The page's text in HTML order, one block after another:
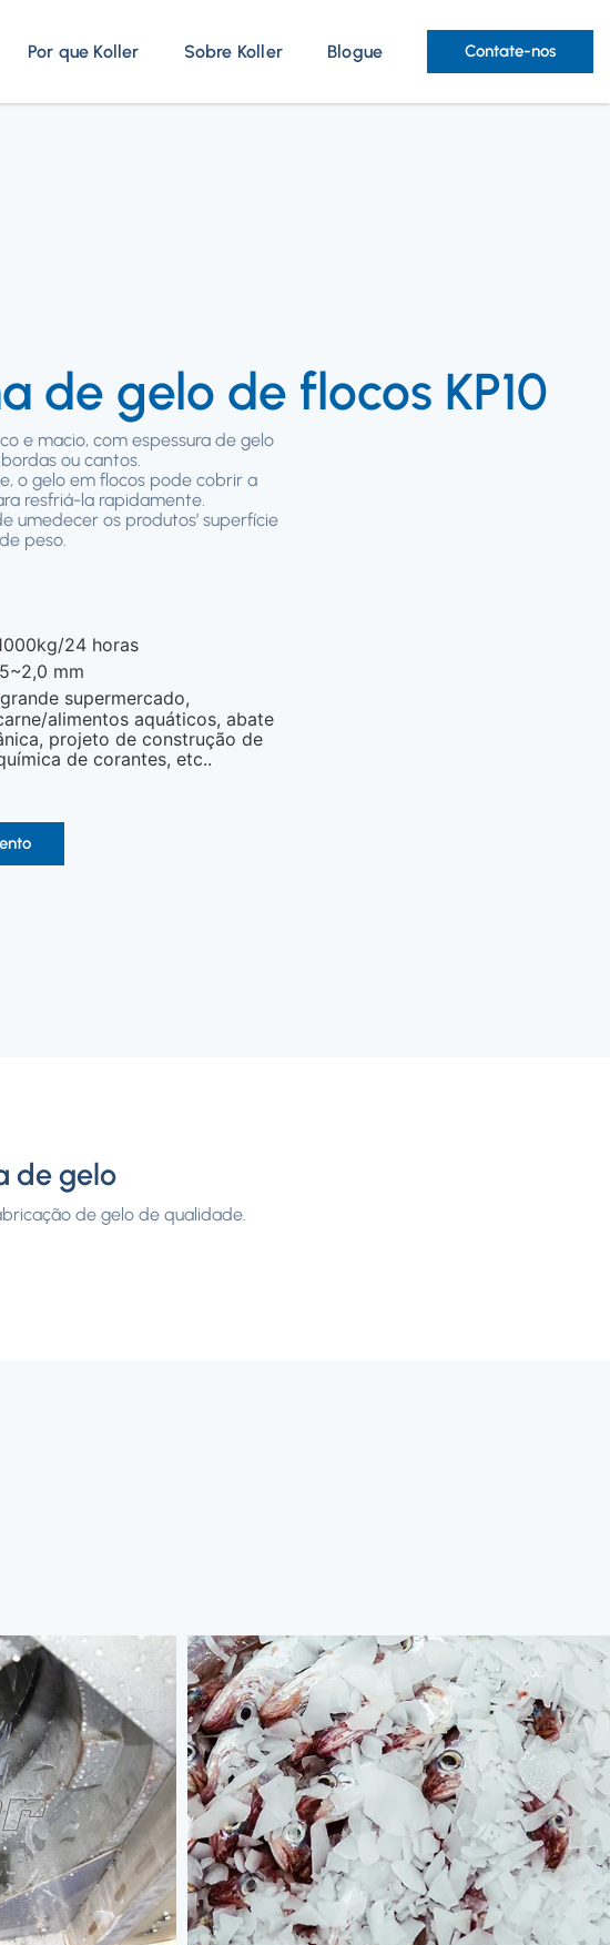
Por que Koller Sobre Koller Blogue Contate-nos
de gelo de flocos KP10
e macio, com espessura de gelo
ou cantos.
o gelo em flocos pode cobrir a
resfriá-la rapidamente.
umedecer os produtos’ superfície
peso.
24 horas
mm
grande supermercado,
alimentos aquáticos, abate
projeto de construção de
de corantes, etc..
de gelo
de gelo de qualidade.